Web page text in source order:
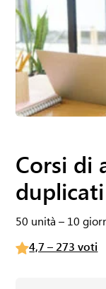
Corsi di
duplicati
50 unità – 10
4,7 – 273 voti